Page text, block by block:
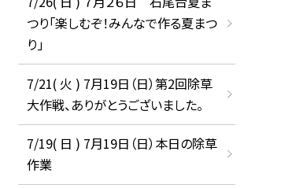
つり「楽しむぞ！みんなで作る夏まつ
り」
7/21( 火 ) 7月19日（日）第2回除草
大作戦、ありがとうございました。
7/19( 日 ) 7月19日（日）本日の除草
作業